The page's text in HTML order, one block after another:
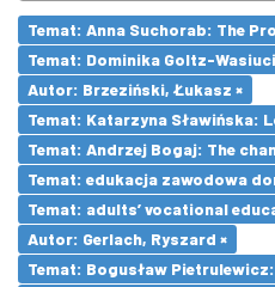
Temat: Anna Suchorab: The
Temat: Dominika Goltz-
Autor: Brzeziński, Łukasz ×
Temat: Katarzyna Sławińska:
Temat: Andrzej Bogaj: The
Temat: edukacja zawodowa
Temat: adults’ vocational
Autor: Gerlach, Ryszard ×
Temat: Bogusław